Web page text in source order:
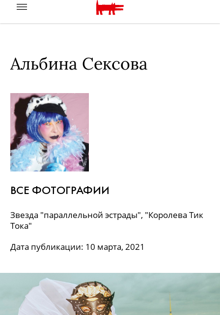
Альбина Сексова
ВСЕ ФОТОГРАФИИ
Звезда "параллельной эстрады", "Королева Тик
Тока"
Дата публикации: 10 марта, 2021